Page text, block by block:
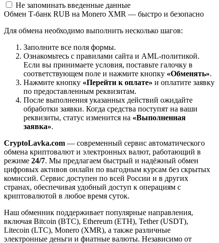
Не запоминать введенные данные
Обмен Т-банк RUB на Monero XMR — быстро и безопасно
Для обмена необходимо выполнить несколько шагов:
Заполните все поля формы.
Ознакомьтесь с правилами сайта и AML-политикой.
Если вы принимаете условия, поставьте галочку в
соответствующем поле и нажмите кнопку «Обменять».
Нажмите кнопку «Перейти к оплате» и оплатите заявку
по предоставленным реквизитам.
После выполнения указанных действий ожидайте
обработки заявки. Когда средства поступят на ваши
реквизиты, статус изменится на «Выполненная
заявка».
CryptoLavka.com — современный сервис автоматического
обмена криптовалют и электронных валют, работающий в
режиме 24/7. Мы предлагаем быстрый и надёжный обмен
цифровых активов онлайн по выгодным курсам без скрытых
комиссий. Сервис доступен по всей России и в других
странах, обеспечивая удобный доступ к операциям с
криптовалютой в любое время суток.
Наш обменник поддерживает популярные направления,
включая Bitcoin (BTC), Ethereum (ETH), Tether (USDT),
Litecoin (LTC), Monero (XMR), а также различные
электронные деньги и фиатные валюты. Независимо от